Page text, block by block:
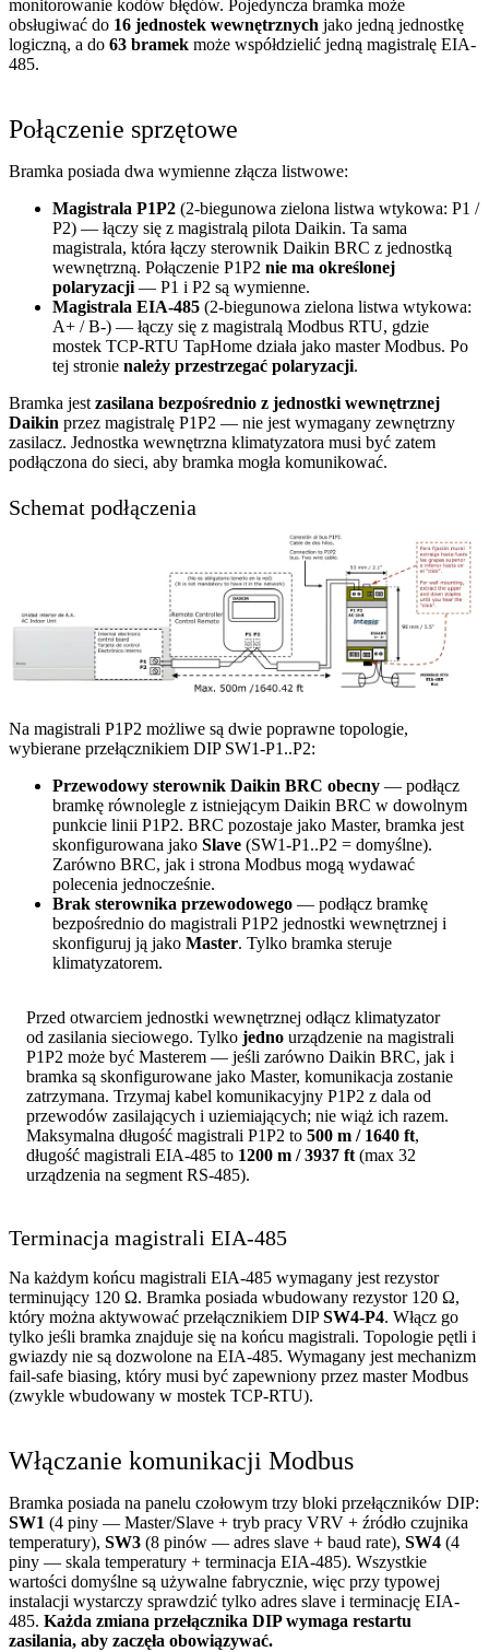
monitorowanie kodów błędów. Pojedyncza bramka może
obsługiwać do 16 jednostek wewnętrznych jako jedną jednostkę
logiczną, a do 63 bramek może współdzielić jedną magistralę EIA-
485.
Połączenie sprzętowe
Bramka posiada dwa wymienne złącza listwowe:
Magistrala P1P2 (2-biegunowa zielona listwa wtykowa: P1 /
P2) — łączy się z magistralą pilota Daikin. Ta sama
magistrala, która łączy sterownik Daikin BRC z jednostką
wewnętrzną. Połączenie P1P2 nie ma określonej
polaryzacji — P1 i P2 są wymienne.
Magistrala EIA-485 (2-biegunowa zielona listwa wtykowa:
A+ / B-) — łączy się z magistralą Modbus RTU, gdzie
mostek TCP-RTU TapHome działa jako master Modbus. Po
tej stronie należy przestrzegać polaryzacji.
Bramka jest zasilana bezpośrednio z jednostki wewnętrznej
Daikin przez magistralę P1P2 — nie jest wymagany zewnętrzny
zasilacz. Jednostka wewnętrzna klimatyzatora musi być zatem
podłączona do sieci, aby bramka mogła komunikować.
Schemat podłączenia
Na magistrali P1P2 możliwe są dwie poprawne topologie,
wybierane przełącznikiem DIP SW1-P1..P2:
Przewodowy sterownik Daikin BRC obecny — podłącz
bramkę równolegle z istniejącym Daikin BRC w dowolnym
punkcie linii P1P2. BRC pozostaje jako Master, bramka jest
skonfigurowana jako Slave (SW1-P1..P2 = domyślne).
Zarówno BRC, jak i strona Modbus mogą wydawać
polecenia jednocześnie.
Brak sterownika przewodowego — podłącz bramkę
bezpośrednio do magistrali P1P2 jednostki wewnętrznej i
skonfiguruj ją jako Master. Tylko bramka steruje
klimatyzatorem.
Przed otwarciem jednostki wewnętrznej odłącz klimatyzator
od zasilania sieciowego. Tylko jedno urządzenie na magistrali
P1P2 może być Masterem — jeśli zarówno Daikin BRC, jak i
bramka są skonfigurowane jako Master, komunikacja zostanie
zatrzymana. Trzymaj kabel komunikacyjny P1P2 z dala od
przewodów zasilających i uziemiających; nie wiąż ich razem.
Maksymalna długość magistrali P1P2 to 500 m / 1640 ft,
długość magistrali EIA-485 to 1200 m / 3937 ft (max 32
urządzenia na segment RS-485).
Terminacja magistrali EIA-485
Na każdym końcu magistrali EIA-485 wymagany jest rezystor
terminujący 120 Ω. Bramka posiada wbudowany rezystor 120 Ω,
który można aktywować przełącznikiem DIPSW4-P4. Włącz go
tylko jeśli bramka znajduje się na końcu magistrali. Topologie pętli i
gwiazdy nie są dozwolone na EIA-485. Wymagany jest mechanizm
fail-safe biasing, który musi być zapewniony przez master Modbus
(zwykle wbudowany w mostek TCP-RTU).
Włączanie komunikacji Modbus
Bramka posiada na panelu czołowym trzy bloki przełączników DIP:
SW1 (4 piny — Master/Slave + tryb pracy VRV + źródło czujnika
temperatury), SW3 (8 pinów — adres slave + baud rate), SW4 (4
piny — skala temperatury + terminacja EIA-485). Wszystkie
wartości domyślne są używalne fabrycznie, więc przy typowej
instalacji wystarczy sprawdzić tylko adres slave i terminację EIA-
485. Każda zmiana przełącznika DIP wymaga restartu
zasilania, aby zaczęła obowiązywać.